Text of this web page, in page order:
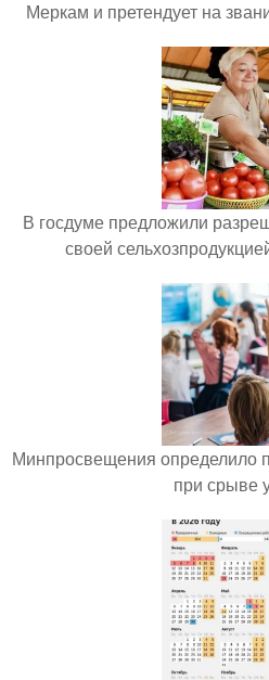
Меркам и претендует на
В госдуме предложили
своей
Минпросвещения определило
при срыве